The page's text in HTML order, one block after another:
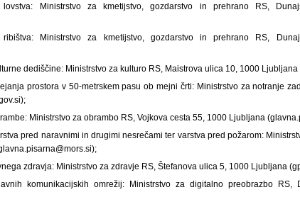
Ministrstvo za kmetijstvo, gozdarstvo in prehrano RS,
Ministrstvo za kmetijstvo, gozdarstvo in prehrano RS,
dediščine: Ministrstvo za kulturo RS, Maistrova ulica 10, 1000 Ljubljana
prostora v 50-metrskem pasu ob mejni črti: Ministrstvo za notranje
Ministrstvo za obrambo RS, Vojkova cesta 55, 1000 Ljubljana
pred naravnimi in drugimi nesrečami ter varstva pred požarom:
zdravja: Ministrstvo za zdravje RS, Štefanova ulica 5, 1000 Ljubljana
komunikacijskih omrežij: Ministrstvo za digitalno preobrazbo